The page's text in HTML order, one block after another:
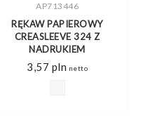
CX1524
KUBEK SIAN SZKLANY Z
PODWÓJNYMI ŚCIANKAMI
25,27pln